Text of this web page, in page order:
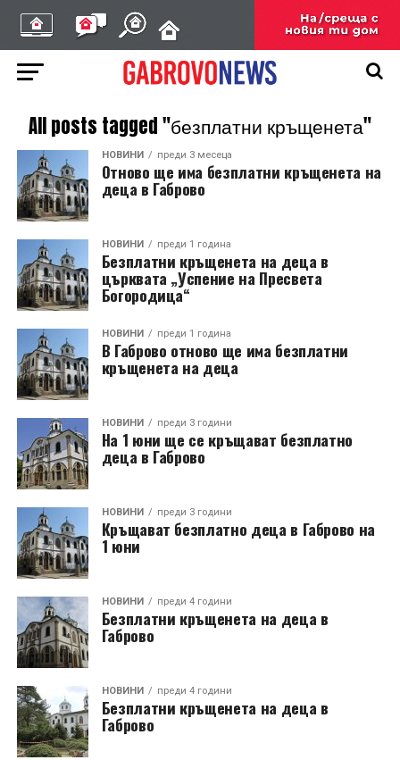
All posts tagged "безплатни кръщенета"
НОВИНИ преди 3 месеца
Отново ще има безплатни кръщенета на
деца в Габрово
НОВИНИ преди 1 година
Безплатни кръщенета на деца в
църквата „Успение на Пресвета
Богородица“
НОВИНИ преди 1 година
В Габрово отново ще има безплатни
кръщенета на деца
НОВИНИ преди 3 години
На 1 юни ще се кръщават безплатно
деца в Габрово
НОВИНИ преди 3 години
Кръщават безплатно деца в Габрово на
1 юни
НОВИНИ преди 4 години
Безплатни кръщенета на деца в
Габрово
НОВИНИ преди 4 години
Безплатни кръщенета на деца в
Габрово